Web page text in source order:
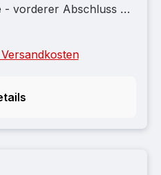
vorderer Abschluss mit
Medium
120 x 120 mm